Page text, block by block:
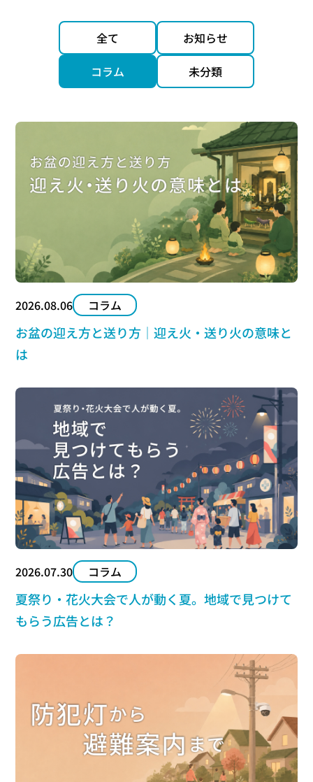
全て
お知らせ
コラム
未分類
2026.08.06 コラム
お盆の迎え方と送り方｜迎え火・送り火の意味と
は
2026.07.30 コラム
夏祭り・花火大会で人が動く夏。地域で見つけて
もらう広告とは？